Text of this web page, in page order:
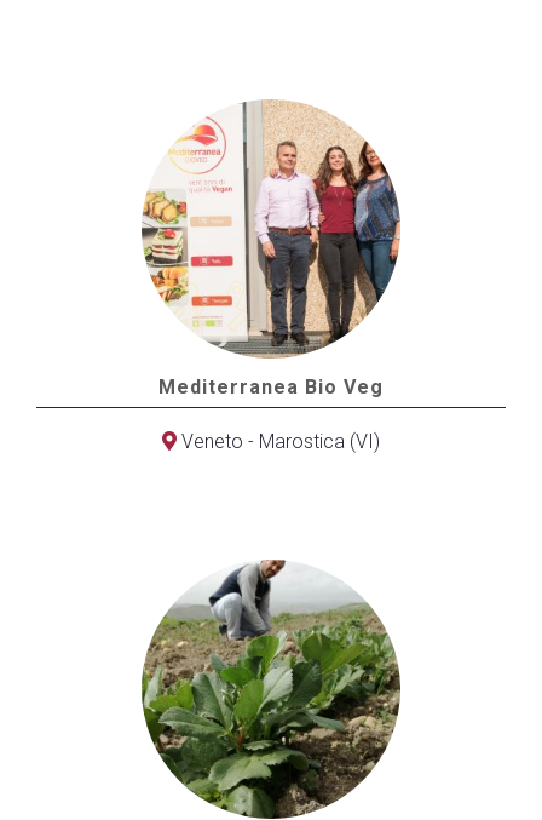
Mediterranea Bio Veg
Veneto - Marostica (VI)